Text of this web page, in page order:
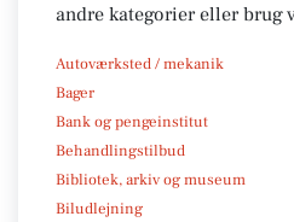
andre kategorier eller brug
Autoværksted / mekanik
Bager
Bank og pengeinstitut
Behandlingstilbud
Bibliotek, arkiv og museum
Biludlejning